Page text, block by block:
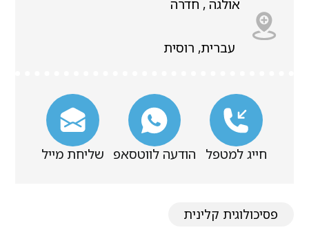
אולגה , חדרה
עברית, רוסית
חייג למטפל הודעה לווטסאפ שליחת מייל
פסיכולוגית קלינית